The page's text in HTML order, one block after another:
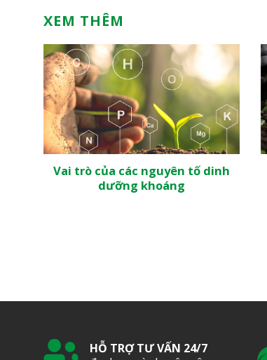
XEM THÊM
Vai trò của các nguyên tố dinh
dưỡng khoáng
HỖ TRỢ TƯ VẤN 24/7